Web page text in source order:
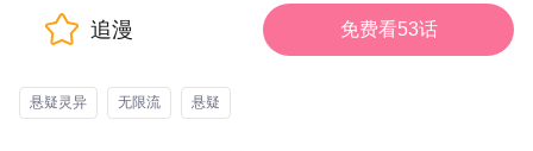
追漫 免费看53话
悬疑灵异 无限流 悬疑